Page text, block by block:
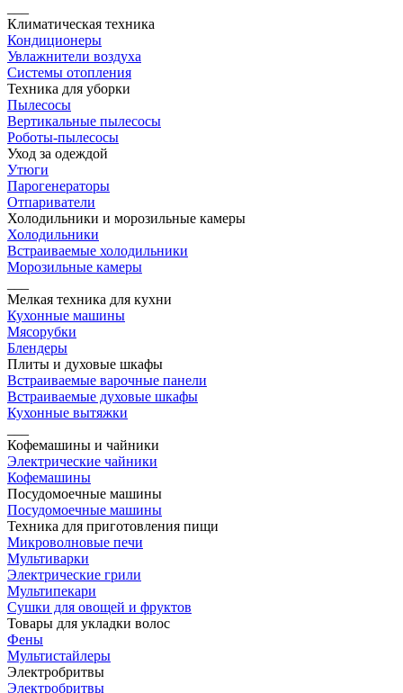
Климатическая техника
Кондиционеры
Увлажнители воздуха
Системы отопления
Техника для уборки
Пылесосы
Вертикальные пылесосы
Роботы-пылесосы
Уход за одеждой
Утюги
Парогенераторы
Отпариватели
Холодильники и морозильные камеры
Холодильники
Встраиваемые холодильники
Морозильные камеры
Мелкая техника для кухни
Кухонные машины
Мясорубки
Блендеры
Плиты и духовые шкафы
Встраиваемые варочные панели
Встраиваемые духовые шкафы
Кухонные вытяжки
Кофемашины и чайники
Электрические чайники
Кофемашины
Посудомоечные машины
Посудомоечные машины
Техника для приготовления пищи
Микроволновые печи
Мультиварки
Электрические грили
Мультипекари
Сушки для овощей и фруктов
Товары для укладки волос
Фены
Мультистайлеры
Электробритвы
Электробритвы